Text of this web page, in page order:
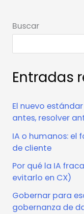
Buscar
Entradas
El nuevo
antes, resolver
IA o humanos: el
de cliente
Por qué la IA
evitarlo en CX)
Gobernar para
gobernanza de